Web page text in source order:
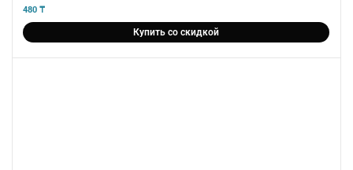
5из 5
480 ₸
Купить со скидкой